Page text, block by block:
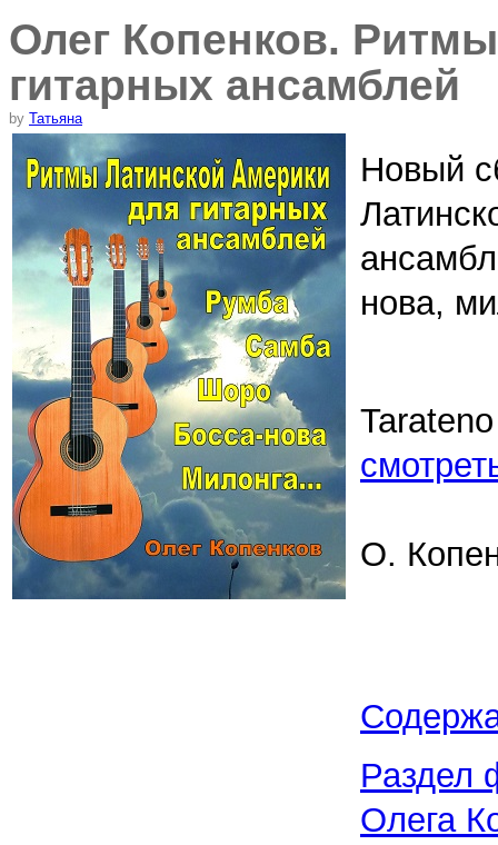
Олег Копенков.
гитарных ансамблей
by Татьяна
Новый
нова,
О.
Раздел
Олега